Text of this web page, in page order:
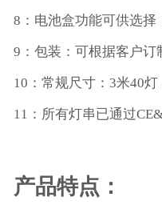
8：电池盒功能可供选择
9：包装：可根据客户
10：常规尺寸：3米40
11：所有灯串已通过
产品特点：